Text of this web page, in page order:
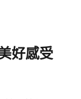
好感受